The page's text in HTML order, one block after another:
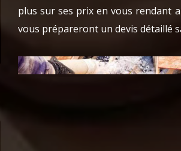
plus sur ses prix en vous rendant
vous prépareront un devis détaillé